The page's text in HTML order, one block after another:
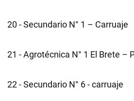
20 - Secundario N° 1 – Carruaje
21 - Agrotécnica N° 1 El Brete –
22 - Secundario N° 6 - carruaje